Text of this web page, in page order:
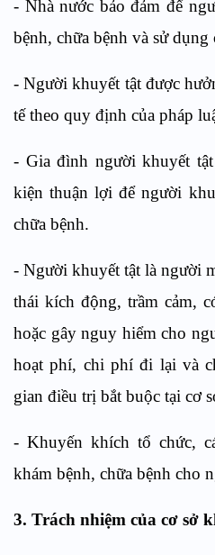
- Nhà nước bảo đảm để
bệnh, chữa bệnh và sử
- Người khuyết tật được
tế theo quy định của pháp
- Gia đình người khuyết
kiện thuận lợi để người
chữa bệnh.
- Người khuyết tật là người
thái kích động, trầm cảm,
hoặc gây nguy hiểm cho
hoạt phí, chi phí đi lại và
gian điều trị bắt buộc tại cơ
- Khuyến khích tổ chức,
khám bệnh, chữa bệnh cho
3. Trách nhiệm của cơ sở